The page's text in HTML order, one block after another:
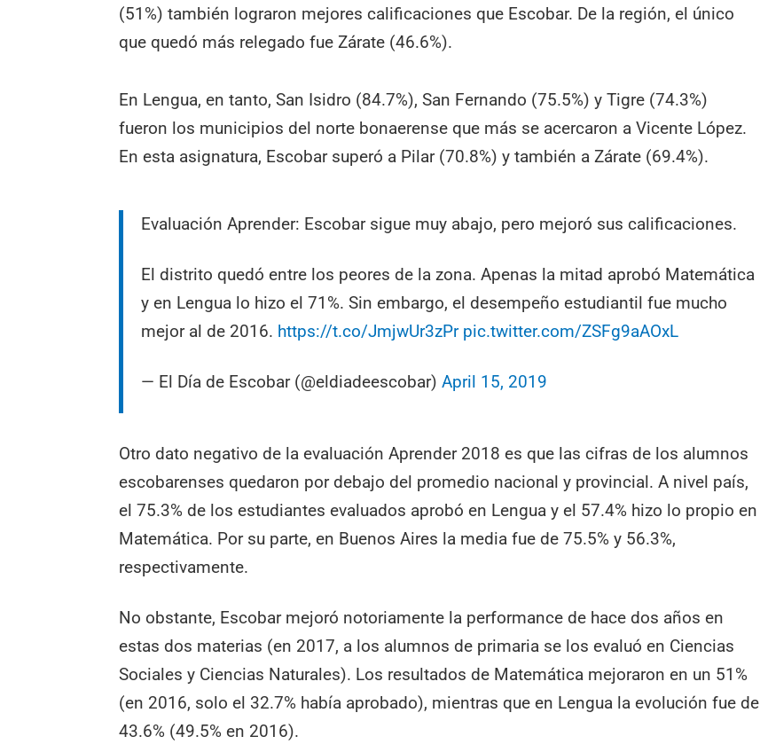
(51%) también lograron mejores calificaciones que Escobar. De la región, el único
que quedó más relegado fue Zárate (46.6%).
En Lengua, en tanto, San Isidro (84.7%), San Fernando (75.5%) y Tigre (74.3%)
fueron los municipios del norte bonaerense que más se acercaron a Vicente López.
En esta asignatura, Escobar superó a Pilar (70.8%) y también a Zárate (69.4%).
Evaluación Aprender: Escobar sigue muy abajo, pero mejoró sus calificaciones.
El distrito quedó entre los peores de la zona. Apenas la mitad aprobó Matemática
y en Lengua lo hizo el 71%. Sin embargo, el desempeño estudiantil fue mucho
mejor al de 2016. https://t.co/JmjwUr3zPr pic.twitter.com/ZSFg9aAOxL
— El Día de Escobar (@eldiadeescobar)April 15, 2019
Otro dato negativo de la evaluación Aprender 2018 es que las cifras de los alumnos
escobarenses quedaron por debajo del promedio nacional y provincial. A nivel país,
el 75.3% de los estudiantes evaluados aprobó en Lengua y el 57.4% hizo lo propio en
Matemática. Por su parte, en Buenos Aires la media fue de 75.5% y 56.3%,
respectivamente.
No obstante, Escobar mejoró notoriamente la performance de hace dos años en
estas dos materias (en 2017, a los alumnos de primaria se los evaluó en Ciencias
Sociales y Ciencias Naturales). Los resultados de Matemática mejoraron en un 51%
(en 2016, solo el 32.7% había aprobado), mientras que en Lengua la evolución fue de
43.6% (49.5% en 2016).